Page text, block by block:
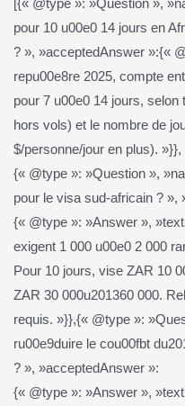
[{« @type »: »Question »,
pour 10 u00e0 14 jours en
? », »acceptedAnswer »:{«
repu00e8re 2025, compte
pour 7 u00e0 14 jours,
hors vols) et le nombre de
$/personne/jour en plus). »}},
{« @type »: »Question »,
pour le visa sud-africain ? »,
{« @type »: »Answer »,
exigent 1 000 u00e0 2 000
Pour 10 jours, vise ZAR 10
ZAR 30 000u201360 000.
requis. »}},{« @type »:
ru00e9duire le cou00fbt
? », »acceptedAnswer »:
{« @type »: »Answer »,